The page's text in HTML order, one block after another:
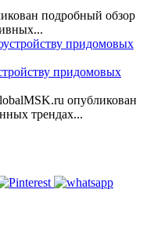
подробный обзор
придомовых
опубликован
трендах...